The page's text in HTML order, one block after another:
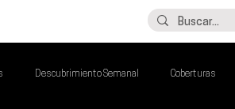
Descubrimiento Semanal Coberturas